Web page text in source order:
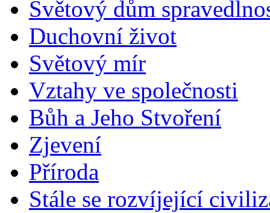
Světový dům
Duchovní život
Světový mír
Vztahy ve společnosti
Bůh a Jeho Stvoření
Zjevení
Příroda
Stále se rozvíjející